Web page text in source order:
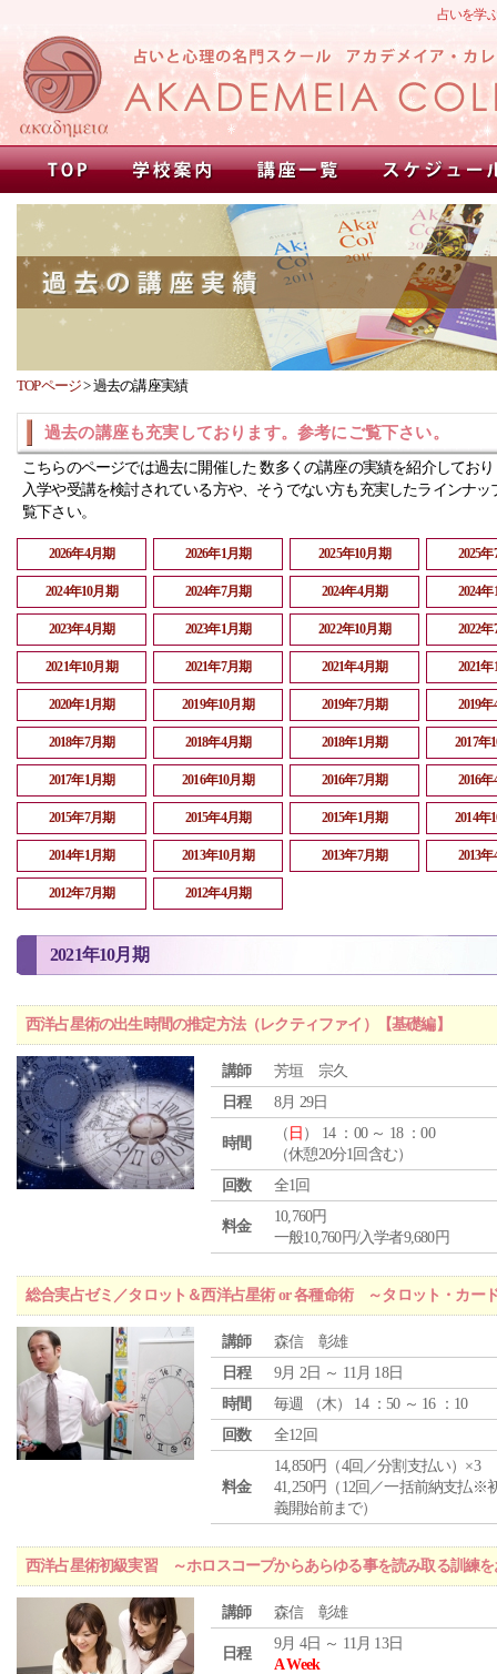
占いを学
TOPページ>過去の講座実績
過去の講座も充実しております。参考にご覧下さい。
こちらのページでは過去に開催した 数多くの講座の実績を紹介してお
入学や受講を検討されている方や、そうでない方も充実したラインナッ
覧下さい。
2026年4月期 2026年1月期 2025年10月期 2025
2024年10月期 2024年7月期 2024年4月期 2024
2023年4月期 2023年1月期 2022年10月期 2022
2021年10月期 2021年7月期 2021年4月期 2021
2020年1月期 2019年10月期 2019年7月期 2019
2018年7月期 2018年4月期 2018年1月期 2017年
2017年1月期 2016年10月期 2016年7月期 2016
2015年7月期 2015年4月期 2015年1月期 2014年
2014年1月期 2013年10月期 2013年7月期 2013
2012年7月期 2012年4月期
2021年10月期
西洋占星術の出生時間の推定方法（レクティファイ）【基礎編】
講師
芳垣 宗久
日程
8月 29日
時間
（ 日 ） 14 ：00 ～ 18 ：00
（休憩20分1回含む）
回数
全1回
料金
10,760円
一般10,760円/入学者9,680円
総合実占ゼミ／タロット＆西洋占星術 or 各種命術 ～タロット・カー
講師
森信 彰雄
日程
9月 2日 ～ 11月 18日
時間
毎週 （木） 14 ：50 ～ 16 ：10
回数
全12回
料金
14,850円（4回／分割支払い）×3
41,250円（12回／一括前納支払※
義開始前まで）
西洋占星術初級実習 ～ホロスコープからあらゆる事を読み取る訓練を
講師 森信 彰雄
日程
9月 4日 ～ 11月 13日
A Week